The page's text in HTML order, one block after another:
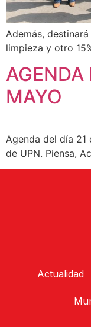
Además,
limpieza y otro
AGENDA
MAYO
Agenda del día 21
de UPN. Piensa,
Actualidad